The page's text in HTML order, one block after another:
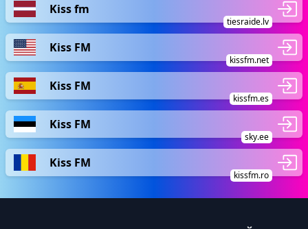
Kiss fm
tiesraide.lv
Kiss FM
kissfm.net
Kiss FM
kissfm.es
Kiss FM
sky.ee
Kiss FM
kissfm.ro